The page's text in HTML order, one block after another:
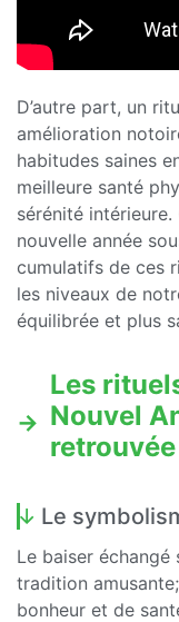
D’autre part, un
amélioration
habitudes saines
meilleure santé
sérénité
nouvelle année
cumulatifs de ces
les niveaux de
équilibrée et plus
Les
Nouvel
retrouvée
Le
Le baiser échangé
tradition
bonheur et de